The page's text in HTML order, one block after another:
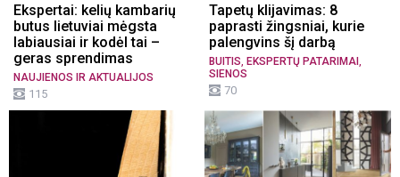
Ekspertai: kelių kambarių
butus lietuviai mėgsta
labiausiai ir kodėl tai –
geras sprendimas
NAUJIENOS IR AKTUALIJOS
115
Tapetų klijavimas: 8
paprasti žingsniai, kurie
palengvins šį darbą
BUITIS EKSPERTŲ PATARIMAI
SIENOS
70